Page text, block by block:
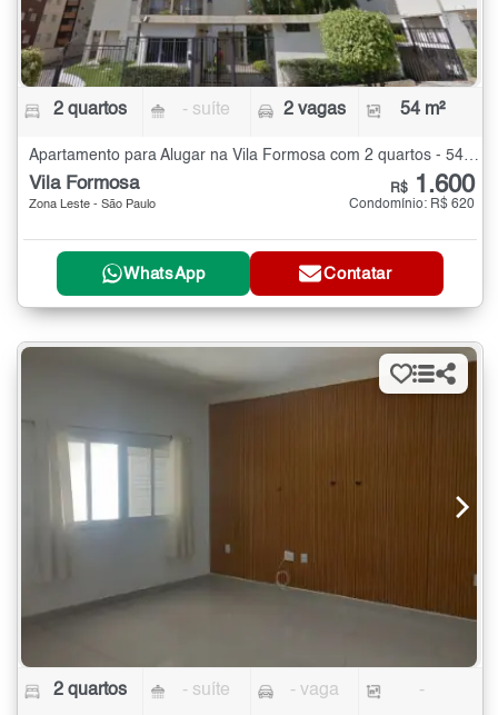
2 quartos - suíte 2 vagas 54 m²
Apartamento para Alugar na Vila Formosa com 2 quartos - 54 m²
Vila Formosa
Zona Leste - São Paulo
R$ 1.600
Condomínio: R$ 620
WhatsApp Contatar
2 quartos - suíte - vaga -